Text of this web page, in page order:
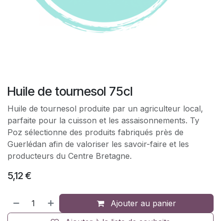
Huile de tournesol 75cl
Huile de tournesol produite par un agriculteur local,
parfaite pour la cuisson et les assaisonnements. Ty
Poz sélectionne des produits fabriqués près de
Guerlédan afin de valoriser les savoir-faire et les
producteurs du Centre Bretagne.
5,12€
Ajouter au panier